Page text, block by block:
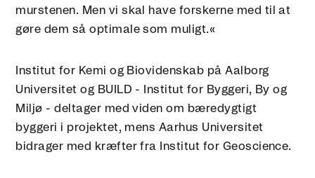
murstenen. Men vi skal have forskerne med til at
gøre dem så optimale som muligt.«
Institut for Kemi og Biovidenskab på Aalborg
Universitet og BUILD - Institut for Byggeri, By og
Miljø - deltager med viden om bæredygtigt
byggeri i projektet, mens Aarhus Universitet
bidrager med kræfter fra Institut for Geoscience.